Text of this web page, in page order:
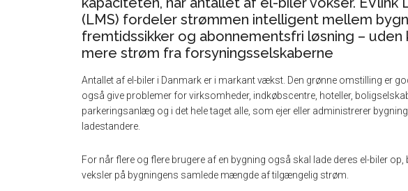
(LMS) fordeler strømmen intelligent mellem
fremtidssikker og abonnementsfri løsning –
mere strøm fra forsyningsselskaberne
Antallet af el-biler i Danmark er i markant vækst. Den grønne omstilling er
også give problemer for virksomheder, indkøbscentre, hoteller,
parkeringsanlæg og i det hele taget alle, som ejer eller administrerer
ladestandere.
For når flere og flere brugere af en bygning også skal lade deres el-biler
veksler på bygningens samlede mængde af tilgængelig strøm.